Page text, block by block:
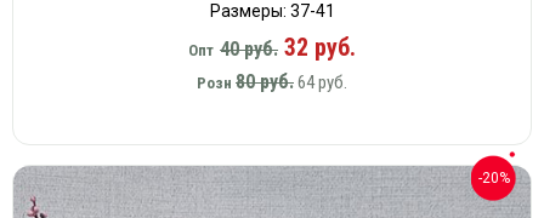
Размеры: 37-41
Опт 40 руб. 32 руб.
Розн 80 руб.64 руб.
-20%